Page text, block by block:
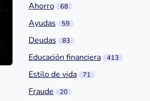
Ahorro 68
Ayudas 59
Deudas 83
Educación financiera 413
Estilo de vida 71
Fraude 20